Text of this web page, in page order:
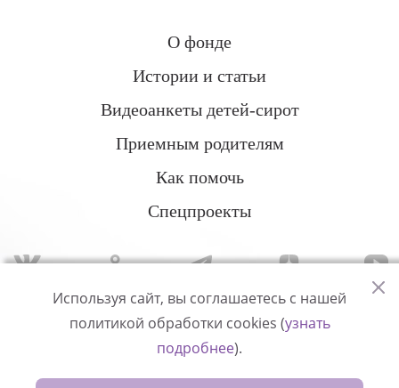
О фонде
Истории и статьи
Видеоанкеты детей-сирот
Приемным родителям
Как помочь
Спецпроекты
Политика конфиденциальности
© Измени одну жизнь
Используя сайт, вы соглашаетесь с нашей
политикой обработки cookies (узнать
подробнее).